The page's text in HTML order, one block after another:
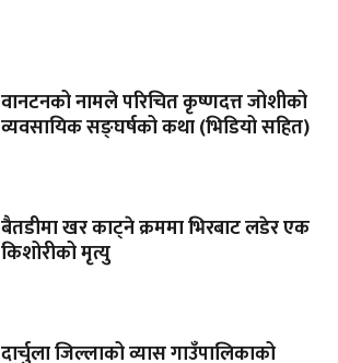
वानटनको नामले परिचित कृष्णदत्त जोशीको
व्यवसायिक सङ्घर्षको कथा (भिडियो सहित)
बैतडीमा खर काट्ने क्रममा भिरबाट लडेर एक
किशोरीको मृत्यु
दार्चुला जिल्लाको व्यास गाउँपालिकाको